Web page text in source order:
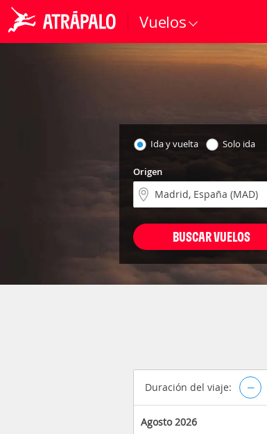
Vuelos
Ida y vuelta Solo ida
Origen
BUSCAR VUELOS
Duración del viaje: –
Agosto 2026